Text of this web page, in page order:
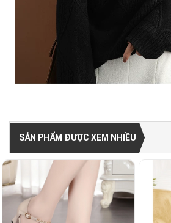
SẢN PHẨM ĐƯỢC XEM NHIỀU